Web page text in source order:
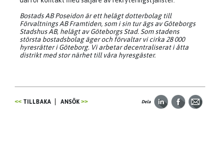
Bostads AB Poseidon är ett helägt dotterbolag till
Förvaltnings AB Framtiden, som i sin tur ägs av Göteborgs
Stadshus AB, helägt av Göteborgs Stad. Som stadens
största bostadsbolag äger och förvaltar vi cirka 28 000
hyresrätter i Göteborg. Vi arbetar decentraliserat i åtta
distrikt med stor närhet till våra hyresgäster.
TILLBAKA ANSÖK Dela